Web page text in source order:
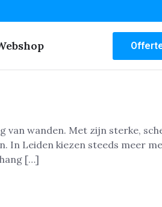
van wanden. Met zijn sterke,
In Leiden kiezen steeds meer
[…]